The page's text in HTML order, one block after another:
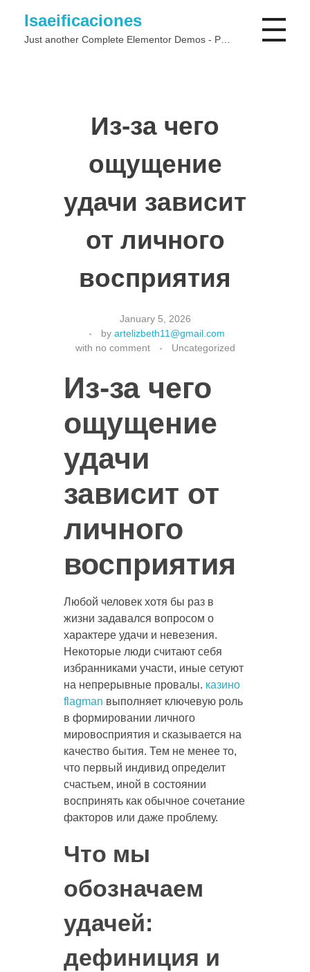
Isaeificaciones
Из-за чего
ощущение
удачи зависит
от личного
восприятия
January 5, 2026
by artelizbeth11@gmail.com
with no comment Uncategorized
Из-за чего
ощущение
удачи
зависит от
личного
восприятия
Любой человек хотя бы раз в
жизни задавался вопросом о
характере удачи и невезения.
Некоторые люди считают себя
избранниками участи, иные сетуют
на непрерывные провалы. казино
flagman выполняет ключевую роль
в формировании личного
мировосприятия и сказывается на
качество бытия. Тем не менее то,
что первый индивид определит
счастьем, иной в состоянии
воспринять как обычное сочетание
факторов или даже проблему.
Что мы
обозначаем
удачей:
дефиниция и